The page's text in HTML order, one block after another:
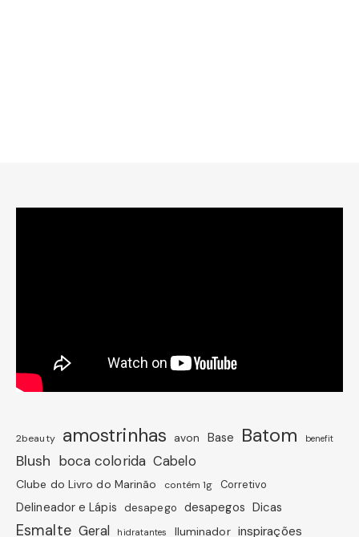
2beauty amostrinhas avon Base Batom benefit
Blush boca colorida Cabelo
Clube do Livro do Marinão contém 1g Corretivo
Delineador e Lápis desapego desapegos Dicas
Esmalte Geral hidratantes Iluminador inspirações